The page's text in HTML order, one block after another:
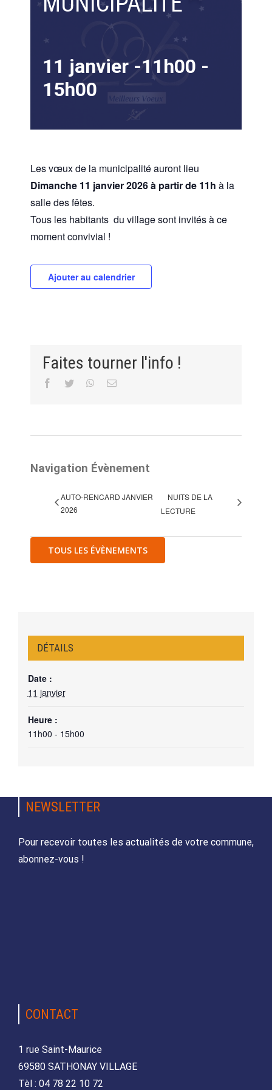
11 janvier -11h00 -
15h00
Les vœux de la municipalité auront lieu
Dimanche 11 janvier 2026 à partir de 11h à la
salle des fêtes.
Tous les habitants du village sont invités à ce
moment convivial !
Ajouter au calendrier
Faites tourner l'info !
Facebook
Twitter WhatsApp
Email
Navigation Évènement
AUTO-RENCARD JANVIER
2026
NUITS DE LA
LECTURE
TOUS LES ÉVÈNEMENTS
DÉTAILS
Date :
11 janvier
Heure :
11h00 - 15h00
NEWSLETTER
Pour recevoir toutes les actualités de votre commune,
abonnez-vous !
CONTACT
1 rue Saint-Maurice
69580 SATHONAY VILLAGE
Tèl : 04 78 22 10 72